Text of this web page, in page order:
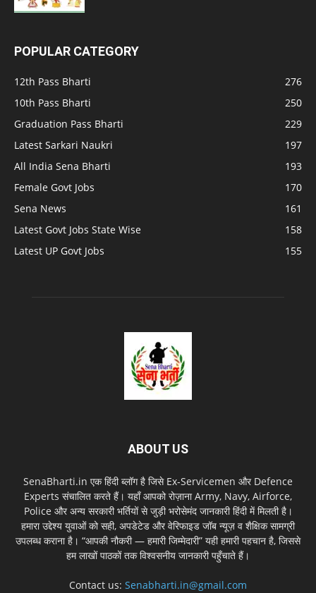
POPULAR CATEGORY
12th Pass Bharti
276
10th Pass Bharti
250
Graduation Pass Bharti
229
Latest Sarkari Naukri
197
All India Sena Bharti
193
Female Govt Jobs
170
Sena News
161
Latest Govt Jobs State Wise
158
Latest UP Govt Jobs
155
ABOUT US
SenaBharti.in एक हिंदी ब्लॉग है जिसे Ex‑Servicemen और Defence
Experts संचालित करते हैं। यहाँ आपको रोज़ाना Army, Navy, Airforce,
Police और अन्य सरकारी भर्तियों से जुड़ी भरोसेमंद जानकारी हिंदी में मिलती है।
हमारा उद्देश्य युवाओं को सही, अपडेटेड और वेरिफाइड जॉब न्यूज़ व शैक्षिक सामग्री
उपलब्ध कराना है। “आपकी नौकरी — हमारी जिम्मेदारी” यही हमारी पहचान है, जिससे
हम लाखों पाठकों तक विश्वसनीय जानकारी पहुँचाते हैं।
Contact us: Senabharti.in@gmail.com